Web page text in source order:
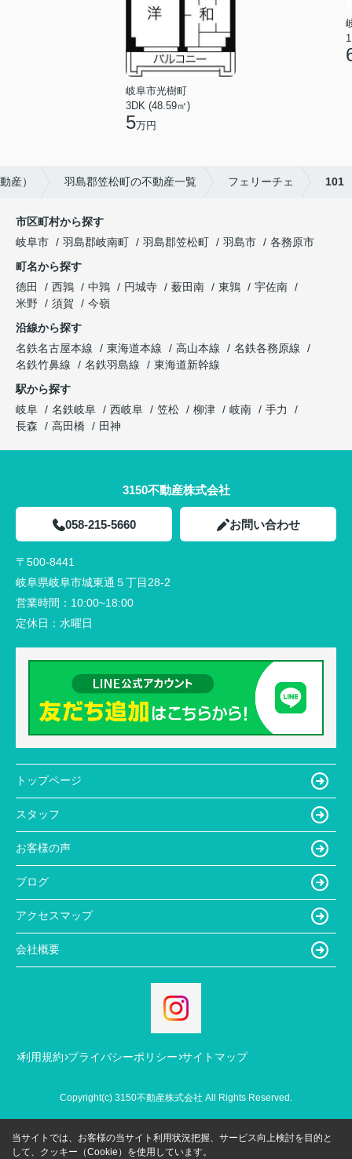
岐阜市光樹町
3DK (48.59㎡)
5万円
産） 羽島郡笠松町の不動産一覧 フェリーチェ 101
市区町村から探す
岐阜市
羽島郡岐南町 羽島郡笠松町 羽島市
各務原市
町名から探す
徳田
西鶉 中鶉 円城寺 薮田南 東鶉
宇佐南
米野
須賀
今嶺
沿線から探す
名鉄名古屋本線
東海道本線 高山本線
名鉄各務原線
名鉄竹鼻線
名鉄羽島線
東海道新幹線
駅から探す
岐阜
名鉄岐阜 西岐阜 笠松 柳津 岐南
手力
長森
高田橋 田神
3150不動産株式会社
058-215-5660 お問い合わせ
〒500-8441
岐阜県岐阜市城東通５丁目28-2
営業時間： 10:00~18:00
定休日： 水曜日
トップページ
スタッフ
お客様の声
ブログ
アクセスマップ
会社概要
利用規約 プライバシーポリシー サイトマップ
Copyright(c) 3150不動産株式会社 All Rights Reserved.
当サイトでは、お客様の当サイト利用状況把握、サービス向上検討を目的と
して、クッキー（Cookie）を使用しています。